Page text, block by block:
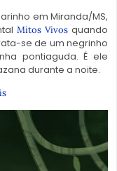
em Miranda/MS,
Mitos Vivos quando
se de um negrinho
pontiaguda. É ele
durante a noite.